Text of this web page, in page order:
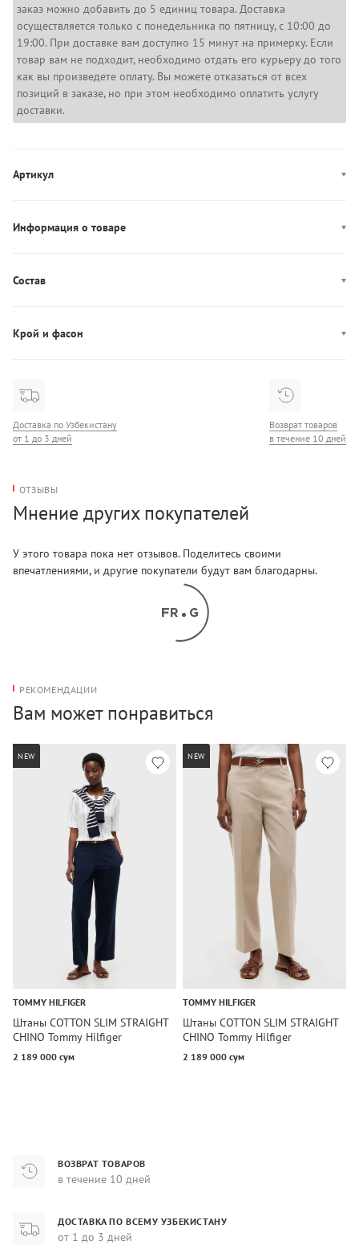
заказ можно добавить до 5 единиц товара. Доставка
осуществляется только с понедельника по пятницу, с 10:00 до
19:00. При доставке вам доступно 15 минут на примерку. Если
товар вам не подходит, необходимо отдать его курьеру до того
как вы произведете оплату. Вы можете отказаться от всех
позиций в заказе, но при этом необходимо оплатить услугу
доставки.
Артикул
Информация о товаре
Застежка: пуговица, молния
Карманы: пять карманов
Состав
Крой и фасон
Доставка по Узбекистану
от 1 до 3 дней
Возврат товаров
в течение 10 дней
ОТЗЫВЫ
Мнение других покупателей
У этого товара пока нет отзывов. Поделитесь своими
впечатлениями, и другие покупатели будут вам благодарны.
РЕКОМЕНДАЦИИ
Вам может понравиться
NEW
TOMMY HILFIGER
Штаны COTTON SLIM STRAIGHT
CHINO Tommy Hilfiger
2 189 000 сум
NEW
TOMMY HILFIGER
Штаны COTTON SLIM STRAIGHT
CHINO Tommy Hilfiger
2 189 000 сум
ВОЗВРАТ ТОВАРОВ
в течение 10 дней
ДОСТАВКА ПО ВСЕМУ УЗБЕКИСТАНУ
от 1 до 3 дней